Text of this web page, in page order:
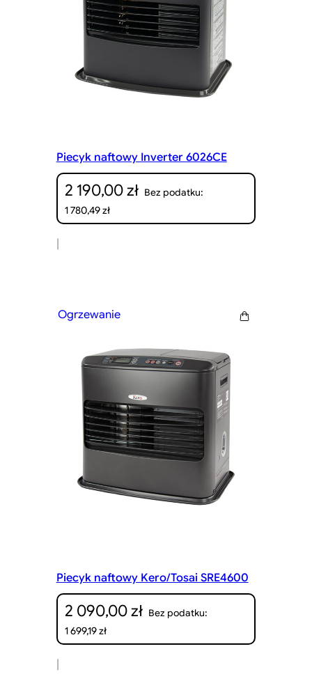
Piecyk naftowy Inverter 6026CE
2 190,00zł Bez podatku:
1 780,49zł
|
Ogrzewanie
Piecyk naftowy Kero/Tosai SRE4600
2 090,00zł Bez podatku:
1 699,19zł
|